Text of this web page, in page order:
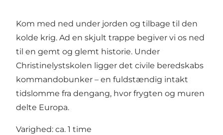
Kom med ned under jorden og tilbage til den
kolde krig. Ad en skjult trappe begiver vi os ned
til en gemt og glemt historie. Under
Christinelystskolen ligger det civile beredskabs
kommandobunker – en fuldstændig intakt
tidslomme fra dengang, hvor frygten og muren
delte Europa.
Varighed: ca. 1 time